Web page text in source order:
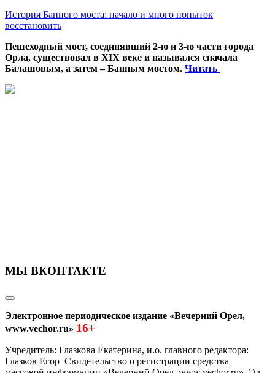
История Банного моста: начало и много попыток
восстановить
Пешеходный мост, соединявший 2-ю и 3-ю части города
Орла, существовал в XIX веке и назывался сначала
Балашовым, а затем – Банным мостом. Читать
МЫ ВКОНТАКТЕ
Электронное периодическое издание «Вечерний Орел,
www.vechor.ru» 16+
Учредитель: Глазкова Екатерина, и.о. главного редактора:
Глазков Егор Свидетельство о регистрации средства